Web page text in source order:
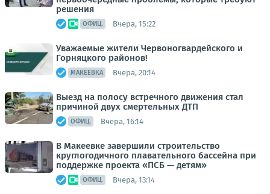
решения
ОФИЦ. Вчера, 15:22
Уважаемые жители Червоногвардейского и
Горняцкого районов!
МАКЕЕВКА Вчера, 20:14
Выезд на полосу встречного движения стал
причиной двух смертельных ДТП
ОФИЦ. Вчера, 16:14
В Макеевке завершили строительство
круглогодичного плавательного бассейна при
поддержке проекта «ПСБ — детям»
ОФИЦ. Вчера, 13:14